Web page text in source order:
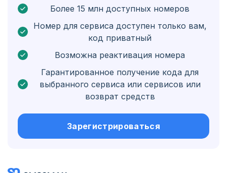
Венгрия
Боливия
Гватемала
Куба
Более 15 млн доступных номеров
Номер для сервиса доступен только вам,
код приватный
Возможна реактивация номера
Гарантированное получение кода для
выбранного сервиса или сервисов или
возврат средств
Зарегистрироваться